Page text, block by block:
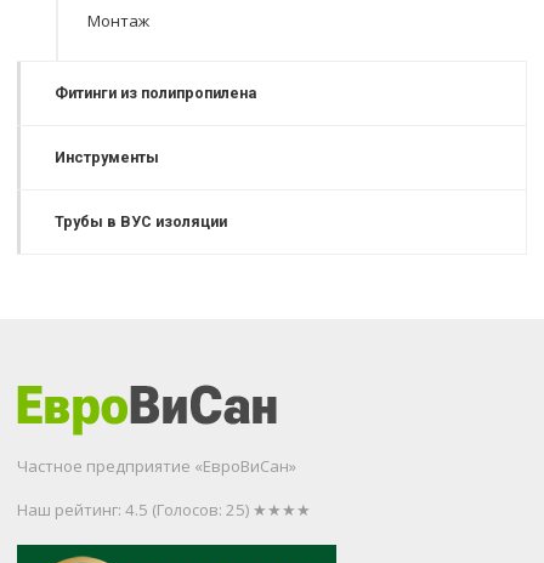
Монтаж
Фитинги из полипропилена
Инструменты
Трубы в ВУС изоляции
Частное предприятие «ЕвроВиСан»
Наш рейтинг: 4.5 (Голосов:25) ★★★★